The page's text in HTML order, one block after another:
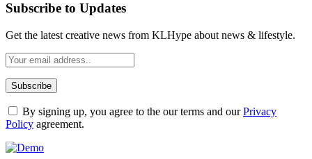
Subscribe to Updates
Get the latest creative news from KLHype about news & lifestyle.
By signing up, you agree to the our terms and ourPrivacy
Policy agreement.